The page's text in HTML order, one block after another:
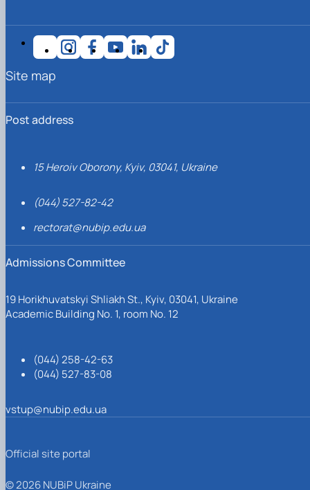
Post address
15 Heroiv Oborony, Kyiv, 03041, Ukraine
(044) 527-82-42
rectorat@nubip.edu.ua
Admissions Committee
19 Horikhuvatskyi Shliakh St., Kyiv, 03041, Ukraine
Academic Building No. 1, room No. 12
(044) 258-42-63
(044) 527-83-08
vstup@nubip.edu.ua
Site map
Official site portal
© 2026 NUBiP Ukraine